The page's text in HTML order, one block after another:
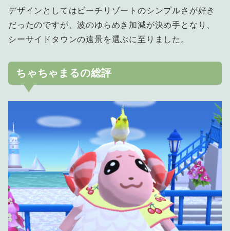
デザインとしてはビーチリゾートのシンプルさが好き
だったのですが、波のゆらめき加減が決め手となり、
シーサイドタウンの遠景を選ぶに至りました。
ちゃちゃまるの総評